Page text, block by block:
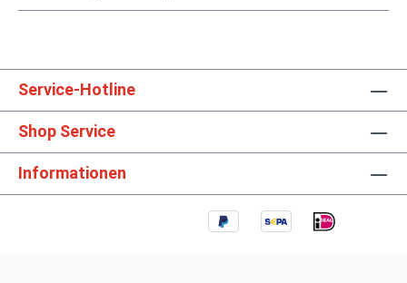
Service-Hotline
Shop Service
Informationen